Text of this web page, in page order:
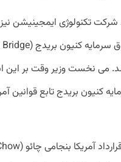
شرکت تکنولوژی ایمجینیشن
شد. می نخست وزیر وقت بر
کنیون بریدج تابع قوانین